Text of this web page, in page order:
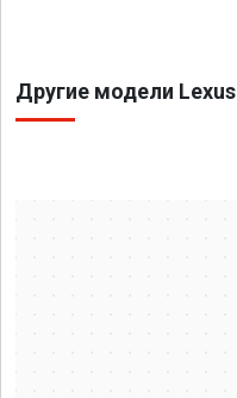
Другие модели Lexus